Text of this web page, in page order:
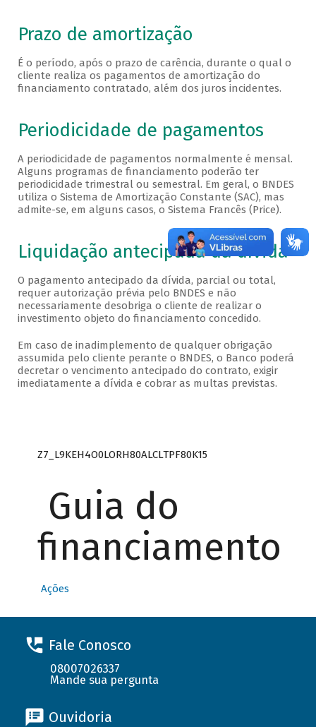
Prazo de amortização
É o período, após o prazo de carência, durante o qual o
cliente realiza os pagamentos de amortização do
financiamento contratado, além dos juros incidentes.
Periodicidade de pagamentos
A periodicidade de pagamentos normalmente é mensal.
Alguns programas de financiamento poderão ter
periodicidade trimestral ou semestral. Em geral, o BNDES
utiliza o Sistema de Amortização Constante (SAC), mas
admite-se, em alguns casos, o Sistema Francês (Price).
Liquidação antecipada da dívida
O pagamento antecipado da dívida, parcial ou total,
requer autorização prévia pelo BNDES e não
necessariamente desobriga o cliente de realizar o
investimento objeto do financiamento concedido.
Em caso de inadimplemento de qualquer obrigação
assumida pelo cliente perante o BNDES, o Banco poderá
decretar o vencimento antecipado do contrato, exigir
imediatamente a dívida e cobrar as multas previstas.
Z7_L9KEH4O0LORH80ALCLTPF80K15
Guia do
financiamento
Ações
Fale Conosco
08007026337
Mande sua pergunta
Ouvidoria